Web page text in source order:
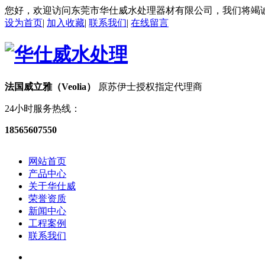
您好，欢迎访问东莞市华仕威水处理器材有限公司，我们将竭
设为首页| 加入收藏| 联系我们| 在线留言
法国威立雅（Veolia） 原苏伊士授权指定代理商
24小时服务热线：
18565607550
网站首页
产品中心
关于华仕威
荣誉资质
新闻中心
工程案例
联系我们